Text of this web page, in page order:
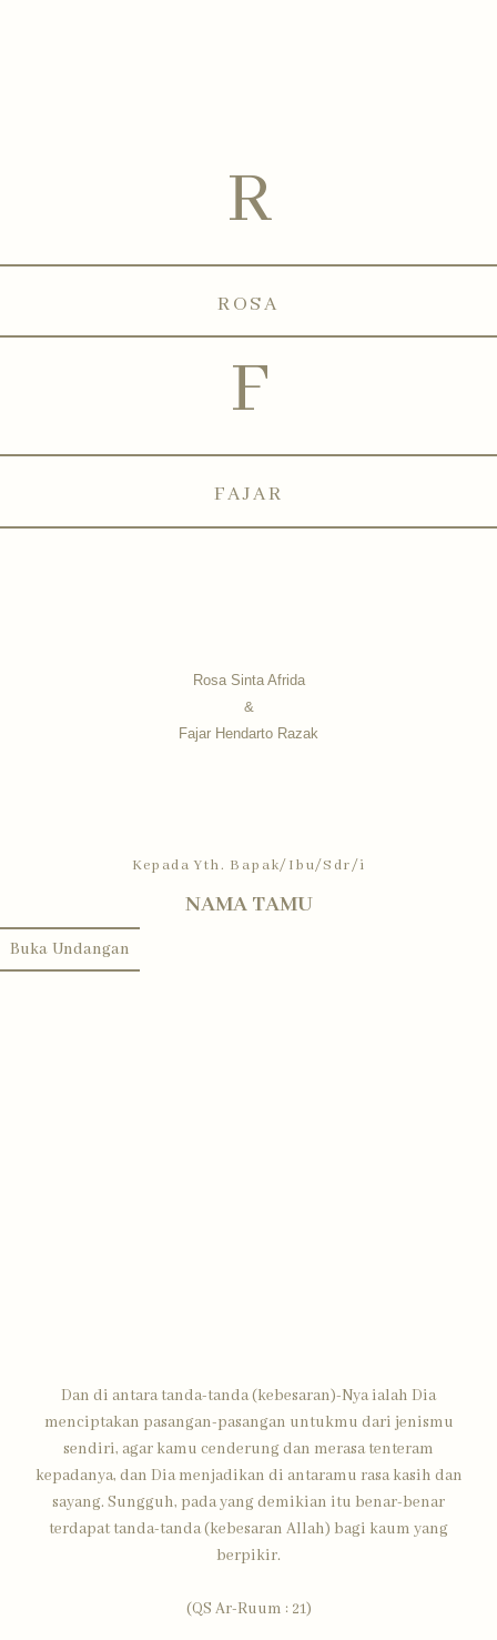
R
ROSA
F
FAJAR
Rosa Sinta Afrida
&
Fajar Hendarto Razak
Kepada Yth. Bapak/Ibu/Sdr/i
NAMA TAMU
Buka Undangan
Dan di antara tanda-tanda (kebesaran)-Nya ialah Dia
menciptakan pasangan-pasangan untukmu dari jenismu
sendiri, agar kamu cenderung dan merasa tenteram
kepadanya, dan Dia menjadikan di antaramu rasa kasih dan
sayang. Sungguh, pada yang demikian itu benar-benar
terdapat tanda-tanda (kebesaran Allah) bagi kaum yang
berpikir.
(QS Ar-Ruum : 21)